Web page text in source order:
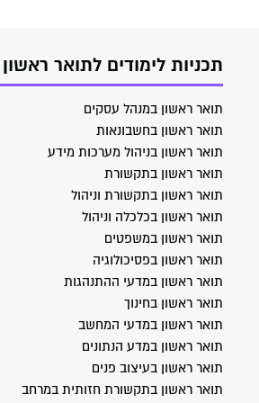
תכניות לימודים לתואר ראשון
תואר ראשון במנהל עסקים
תואר ראשון בחשבונאות
תואר ראשון בניהול מערכות מידע
תואר ראשון בתקשורת
תואר ראשון בתקשורת וניהול
תואר ראשון בכלכלה וניהול
תואר ראשון במשפטים
תואר ראשון בפסיכולוגיה
תואר ראשון במדעי ההתנהגות
תואר ראשון בחינוך
תואר ראשון במדעי המחשב
תואר ראשון במדע הנתונים
תואר ראשון בעיצוב פנים
תואר ראשון בתקשורת חזותית במרחב